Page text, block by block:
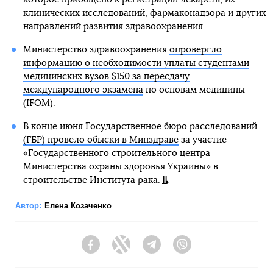
клинических исследований, фармаконадзора и других
направлений развития здравоохранения.
Министерство здравоохранения опровергло
информацию о необходимости уплаты студентами
медицинских вузов $150 за пересдачу
международного экзаменапо основам медицины
(IFOM).
В конце июня Государственное бюро расследований
(ГБР) провело обыски в Минздравеза участие
«Государственного строительного центра
Министерства охраны здоровья Украины» в
строительстве Института рака.
Автор: Елена Козаченко
FacebookTwitter Telegram